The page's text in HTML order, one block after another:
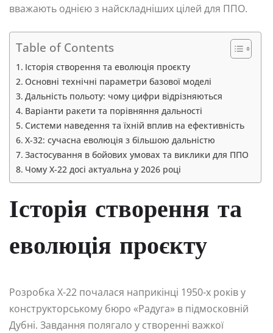
вважають однією з найскладніших цілей для ППО.
Table of Contents
Історія створення та еволюція проєкту
Основні технічні параметри базової моделі
Дальність польоту: чому цифри відрізняються
Варіанти ракети та порівняння дальності
Системи наведення та їхній вплив на ефективність
Х-32: сучасна еволюція з більшою дальністю
Застосування в бойових умовах та виклики для ППО
Чому Х-22 досі актуальна у 2026 році
Історія створення та
еволюція проєкту
Розробка Х-22 почалася наприкінці 1950-х років у
конструкторському бюро «Радуга» в підмосковній
Дубні. Завдання полягало у створенні важкої